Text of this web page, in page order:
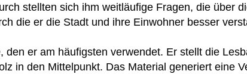
stellten sich ihm weitläufige Fragen, die über
die er die Stadt und ihre Einwohner besser
den er am häufigsten verwendet. Er stellt die
in den Mittelpunkt. Das Material generiert eine